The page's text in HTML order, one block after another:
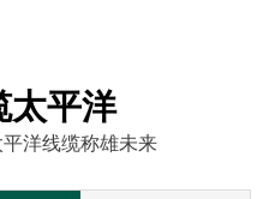
太平洋
洋线缆称雄未来